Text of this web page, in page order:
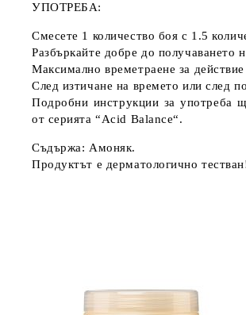
УПОТРЕБА:
Смесете 1 количество боя с 1.5
Разбъркайте добре до получаването
Максимално времетраене за
След изтичане на времето или след
Подробни инструкции за употреба
от серията “Acid Balance“.
Съдържа: Амоняк.
Продуктът е дерматологично